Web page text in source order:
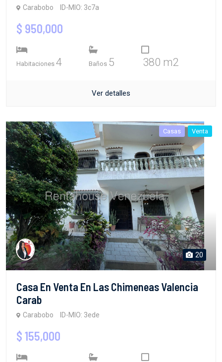
Carabobo ID-MIO: 3c7a
$ 950,000
Habitaciones 4 Baños 5 380 m2
Ver detalles
Casas Venta
20
Casa En Venta En Las Chimeneas Valencia
Carab
Carabobo ID-MIO: 3ede
$ 155,000